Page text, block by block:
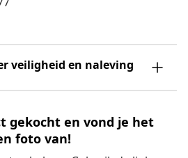
veiligheid en naleving
gekocht en vond je het
foto van!